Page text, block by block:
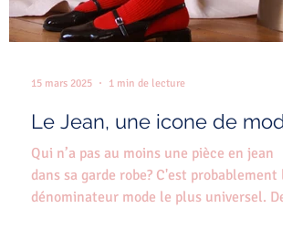
Le Jean, une icone de mode!
Qui n’a pas au moins une pièce en jean
dans sa garde robe? C'est probablement le
dénominateur mode le plus universel. De
15 mars 2025 1 min de lecture